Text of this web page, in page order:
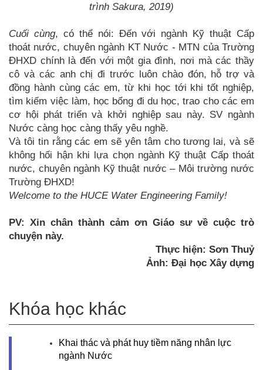
trình Sakura, 2019)
Cuối cùng, có thể nói: Đến với ngành Kỹ thuật Cấp
thoát nước, chuyên ngành KT Nước - MTN của Trường
ĐHXD chính là đến với một gia đình, nơi mà các thầy
cô và các anh chị đi trước luôn chào đón, hỗ trợ và
đồng hành cùng các em, từ khi học tới khi tốt nghiệp,
tìm kiếm việc làm, học bổng đi du học, trao cho các em
cơ hội phát triển và khởi nghiệp sau này. SV ngành
Nước càng học càng thấy yêu nghề.
Và tôi tin rằng các em sẽ yên tâm cho tương lai, và sẽ
không hối hận khi lựa chọn ngành Kỹ thuật Cấp thoát
nước, chuyên ngành Kỹ thuật nước – Môi trường nước
Trường ĐHXD!
Welcome to the HUCE Water Engineering Family!
PV: Xin chân thành cảm ơn Giáo sư về cuộc trò
chuyện này.
Thực hiện: Sơn Thuỷ
Ảnh: Đại học Xây dựng
Khóa học khác
Khai thác và phát huy tiềm năng nhân lực
ngành Nước